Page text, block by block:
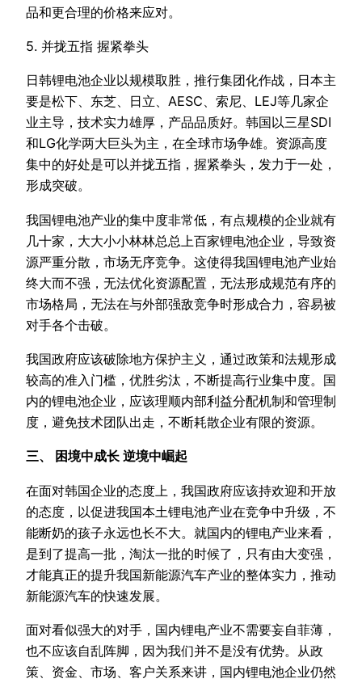
品和更合理的价格来应对。
5. 并拢五指 握紧拳头
日韩锂电池企业以规模取胜，推行集团化作战，日本主
要是松下、东芝、日立、AESC、索尼、LEJ等几家企
业主导，技术实力雄厚，产品品质好。韩国以三星SDI
和LG化学两大巨头为主，在全球市场争雄。资源高度
集中的好处是可以并拢五指，握紧拳头，发力于一处，
形成突破。
我国锂电池产业的集中度非常低，有点规模的企业就有
几十家，大大小小林林总总上百家锂电池企业，导致资
源严重分散，市场无序竞争。这使得我国锂电池产业始
终大而不强，无法优化资源配置，无法形成规范有序的
市场格局，无法在与外部强敌竞争时形成合力，容易被
对手各个击破。
我国政府应该破除地方保护主义，通过政策和法规形成
较高的准入门槛，优胜劣汰，不断提高行业集中度。国
内的锂电池企业，应该理顺内部利益分配机制和管理制
度，避免技术团队出走，不断耗散企业有限的资源。
三、 困境中成长 逆境中崛起
在面对韩国企业的态度上，我国政府应该持欢迎和开放
的态度，以促进我国本土锂电池产业在竞争中升级，不
能断奶的孩子永远也长不大。就国内的锂电产业来看，
是到了提高一批，淘汰一批的时候了，只有由大变强，
才能真正的提升我国新能源汽车产业的整体实力，推动
新能源汽车的快速发展。
面对看似强大的对手，国内锂电产业不需要妄自菲薄，
也不应该自乱阵脚，因为我们并不是没有优势。从政
策、资金、市场、客户关系来讲，国内锂电池企业仍然